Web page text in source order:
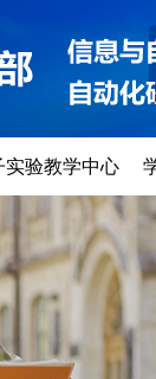
实验教学中心